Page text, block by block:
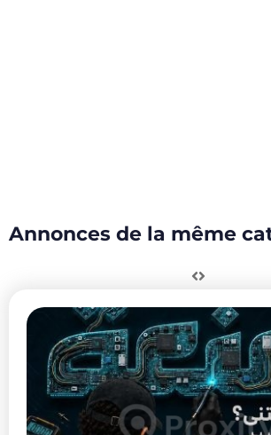
Annonces de la même